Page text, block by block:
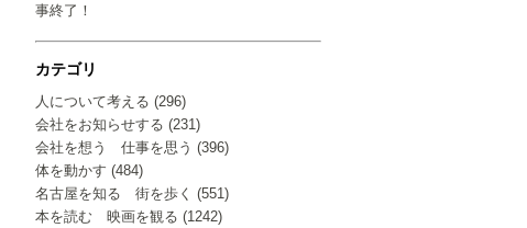
事終了！
カテゴリ
人について考える (296)
会社をお知らせする (231)
会社を想う 仕事を思う (396)
体を動かす (484)
名古屋を知る 街を歩く (551)
本を読む 映画を観る (1242)